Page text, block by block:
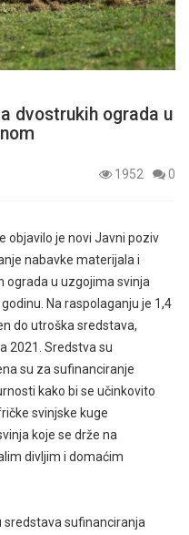
dvostrukih ograda u
1952
0
objavilo je novi Javni poziv
nabavke materijala i
ograda u uzgojima svinja
Na raspolaganju je 1,4
do utroška sredstava,
2021. Sredstva su
su za sufinanciranje
kako bi se učinkovito
svinjske kuge
koje se drže na
divljim i domaćim
sredstava sufinanciranja